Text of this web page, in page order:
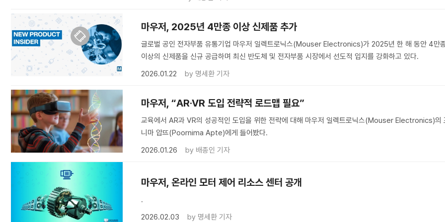
마우저, 2025년 4만종 이상 신제품 추가
글로벌 공인 전자부품 유통기업 마우저 일렉트로닉스(Mouser Electronics)가 2025년 한 해 동안 4만
이상의 신제품을 신규 공급하며 최신 반도체 및 전자부품 시장에서 선도적 입지를 강화하고 있다.
2026.01.22
by 명세환 기자
마우저, “AR·VR 도입 전략적 로드맵 필요”
교육에서 AR과 VR의 성공적인 도입을 위한 전략에 대해 마우저 일렉트로닉스(Mouser Electronics)의
니마 압뜨(Poornima Apte)에게 들어봤다.
2026.01.26
by 배종인 기자
마우저, 온라인 모터 제어 리소스 센터 공개
.
2026.02.03
by 명세환 기자